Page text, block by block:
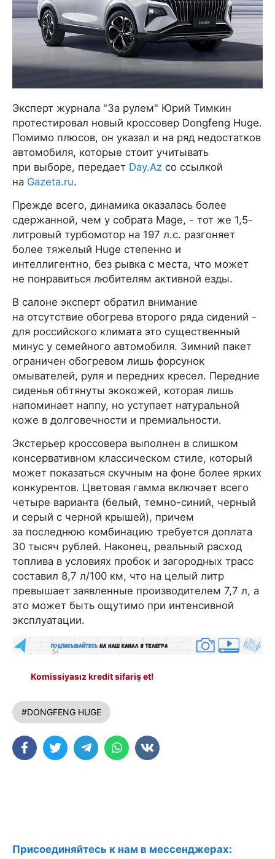
Эксперт журнала "За рулем" Юрий Тимкин
протестировал новый кроссовер Dongfeng Huge.
Помимо плюсов, он указал и на ряд недостатков
автомобиля, которые стоит учитывать
при выборе, передает Day.Az со ссылкой
на Gazeta.ru.
Прежде всего, динамика оказалась более
сдержанной, чем у собрата Mage, - тот же 1,5-
литровый турбомотор на 197 л.с. разгоняет
более тяжелый Huge степенно и
интеллигентно, без рывка с места, что может
не понравиться любителям активной езды.
В салоне эксперт обратил внимание
на отсутствие обогрева второго ряда сидений -
для российского климата это существенный
минус у семейного автомобиля. Зимний пакет
ограничен обогревом лишь форсунок
омывателей, руля и передних кресел. Передние
сиденья обтянуты экокожей, которая лишь
напоминает наппу, но уступает натуральной
коже в долговечности и премиальности.
Экстерьер кроссовера выполнен в слишком
консервативном классическом стиле, который
может показаться скучным на фоне более ярких
конкурентов. Цветовая гамма включает всего
четыре варианта (белый, темно-синий, черный
и серый с черной крышей), причем
за последнюю комбинацию требуется доплата
30 тысяч рублей. Наконец, реальный расход
топлива в условиях пробок и загородных трасс
составил 8,7 л/100 км, что на целый литр
превышает заявленные производителем 7,7 л, а
это может быть ощутимо при интенсивной
эксплуатации.
Komissiyasız kredit sifariş et!
#DONGFENG HUGE
Присоединяйтесь к нам в мессенджерах: